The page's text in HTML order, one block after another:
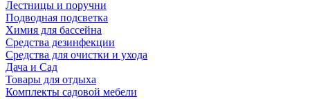
Лестницы и поручни
Подводная подсветка
Химия для бассейна
Средства дезинфекции
Средства для очистки и ухода
Дача и Сад
Товары для отдыха
Комплекты садовой мебели